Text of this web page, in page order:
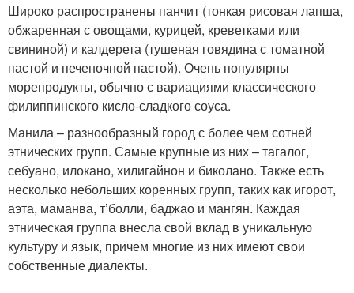
Широко распространены панчит (тонкая рисовая лапша,
обжаренная с овощами, курицей, креветками или
свининой) и калдерета (тушеная говядина с томатной
пастой и печеночной пастой). Очень популярны
морепродукты, обычно с вариациями классического
филиппинского кисло-сладкого соуса.
Манила – разнообразный город с более чем сотней
этнических групп. Самые крупные из них – тагалог,
себуано, илокано, хилигайнон и биколано. Также есть
несколько небольших коренных групп, таких как игорот,
аэта, маманва, т’болли, баджао и мангян. Каждая
этническая группа внесла свой вклад в уникальную
культуру и язык, причем многие из них имеют свои
собственные диалекты.